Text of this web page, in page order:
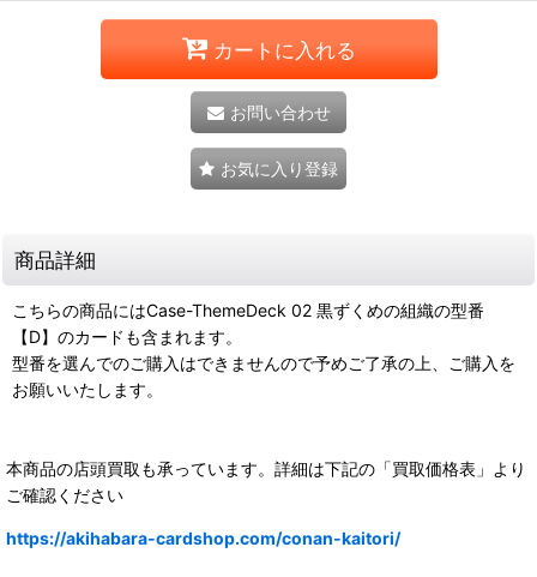
カートに入れる
お問い合わせ
お気に入り登録
商品詳細
こちらの商品にはCase-ThemeDeck 02 黒ずくめの組織の型番
【D】のカードも含まれます。
型番を選んでのご購入はできませんので予めご了承の上、ご購入を
お願いいたします。
本商品の店頭買取も承っています。詳細は下記の「買取価格表」より
ご確認ください
https://akihabara-cardshop.com/conan-kaitori/